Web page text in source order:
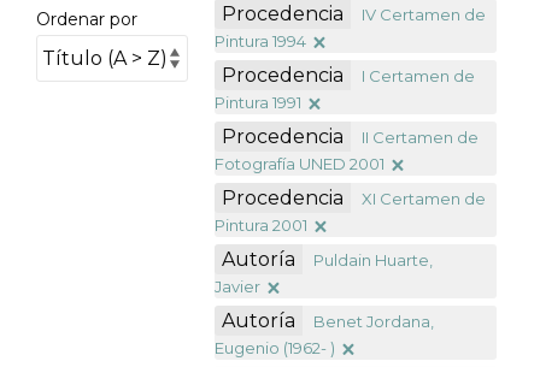
Ordenar por Procedencia
IV Certamen de
Pintura 1994
Procedencia
I Certamen de
Pintura 1991
Procedencia
II Certamen de
Fotografía UNED 2001
Procedencia
XI Certamen de
Pintura 2001
Autoría
Puldain Huarte,
Javier
Autoría
Benet Jordana,
Eugenio (1962- )